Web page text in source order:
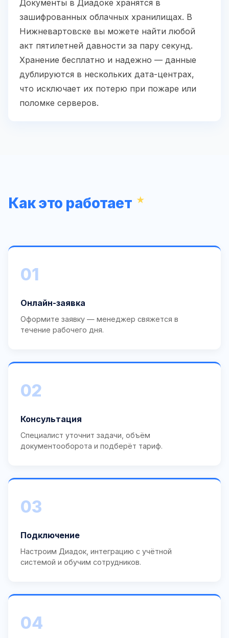
Документы в Диадоке хранятся в
зашифрованных облачных хранилищах. В
Нижневартовске вы можете найти любой
акт пятилетней давности за пару секунд.
Хранение бесплатно и надежно — данные
дублируются в нескольких дата-центрах,
что исключает их потерю при пожаре или
поломке серверов.
Как это работает
01
Онлайн-заявка
Оформите заявку — менеджер свяжется в
течение рабочего дня.
02
Консультация
Специалист уточнит задачи, объём
документооборота и подберёт тариф.
03
Подключение
Настроим Диадок, интеграцию с учётной
системой и обучим сотрудников.
04